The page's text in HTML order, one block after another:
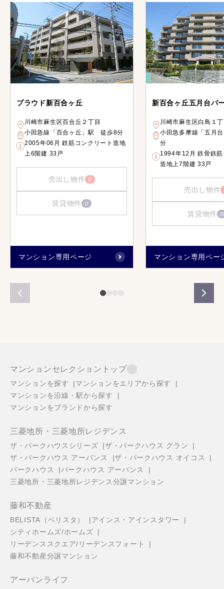
プラウド新百合ヶ丘
川崎市麻生区百合丘２丁目
小田急線「百合ヶ丘」駅 徒歩8分
2005年06月 鉄筋コンクリート造地
上6階建 33戸
売出し物件 0
賃貸物件 0
マンション専用ページ
新百合ヶ丘五月台パ
川崎市麻生区白鳥１
小田急多摩線「五月
分
1994年12月 鉄骨鉄
造地上7階建 33戸
売出し物件
賃貸物件 0
マンション専用ペー
マンションセレクショントップ
マンションを探す
マンションをエリアから探す
マンションを沿線・駅から探す
マンションをブランドから探す
三菱地所・三菱地所レジデンス
ザ・パークハウスシリーズ
ザ・パークハウス グラン
ザ・パークハウス アーバンス
ザ・パークハウス オイコス
パークハウス
パークハウス アーバンス
三菱地所・三菱地所レジデンス分譲マンション
藤和不動産
BELISTA（ベリスタ）
アインス・アインスタワー
シティホームズ/ホームズ
リーデンススクエア/リーデンスフォート
藤和不動産分譲マンション
アーバンライフ